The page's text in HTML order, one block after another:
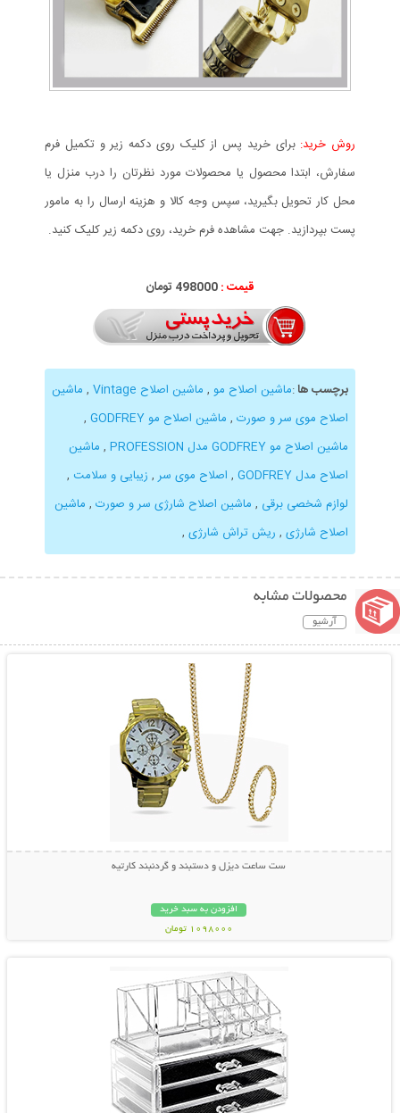
روش خرید: برای خرید پس از کلیک روی دکمه زیر و تکمیل فرم
سفارش، ابتدا محصول یا محصولات مورد نظرتان را درب منزل یا
محل کار تحویل بگیرید، سپس وجه کالا و هزینه ارسال را به مامور
پست بپردازید. جهت مشاهده فرم خرید، روی دکمه زیر کلیک کنید.
قیمت :498000 تومان
برچسب ها:ماشین اصلاح مو , ماشین اصلاح Vintage , ماشین
اصلاح موی سر و صورت , ماشین اصلاح مو GODFREY
,
ماشین اصلاح مو GODFREY مدل PROFESSION
, ماشین
اصلاح مدل GODFREY
, اصلاح موی سر , زیبایی و سلامت ,
لوازم شخصی برقی , ماشین اصلاح شارژی سر و صورت , ماشین
اصلاح شارژی , ریش تراش شارژی ,
محصولات مشابه
آرشیو
ست ساعت دیزل و دستبند و گردنبند کارتیه
افزودن به سبد خرید
1098000 تومان
نمایش توضیحات بیشتر